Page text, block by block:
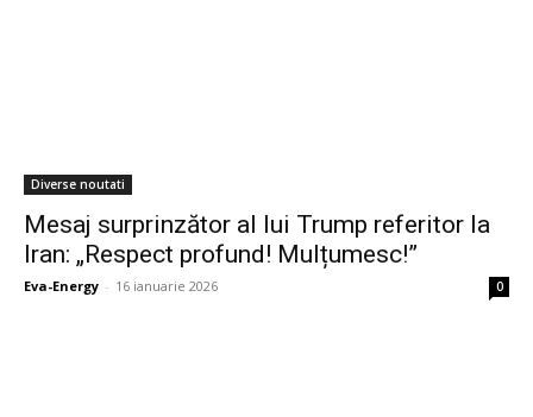
Diverse noutati
Mesaj surprinzător al lui Trump referitor la
Iran: „Respect profund! Mulțumesc!”
Eva-Energy - 16 ianuarie 2026 0